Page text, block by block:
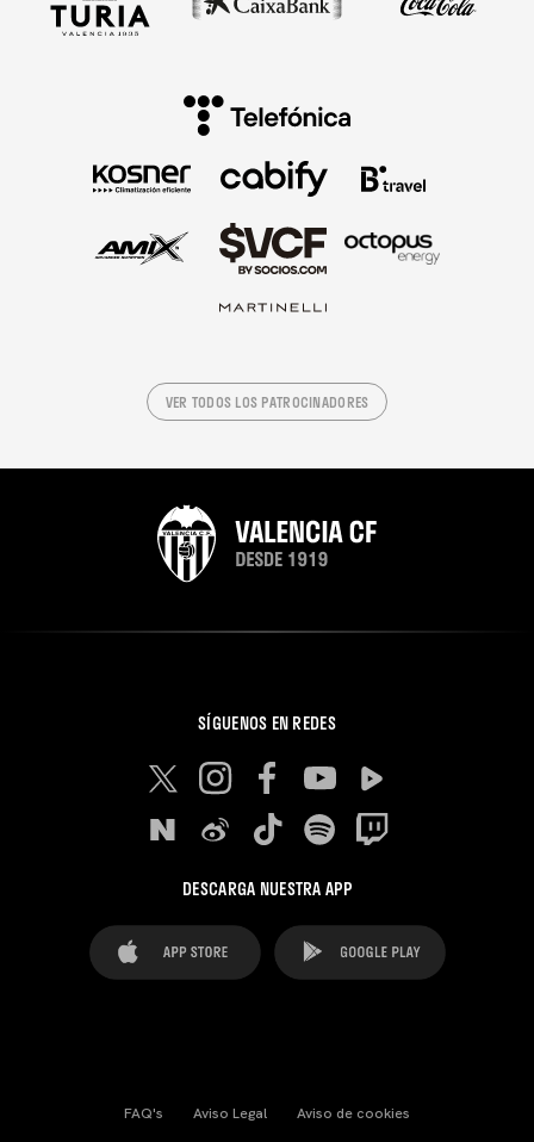
VER TODOS LOS PATROCINADORES
SÍGUENOS EN REDES
DESCARGA NUESTRA APP
FAQ's Aviso Legal Aviso de cookies